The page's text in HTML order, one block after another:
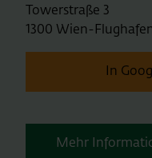
Towerstraße 3
1300 Wien-Flughafen
In
Mehr